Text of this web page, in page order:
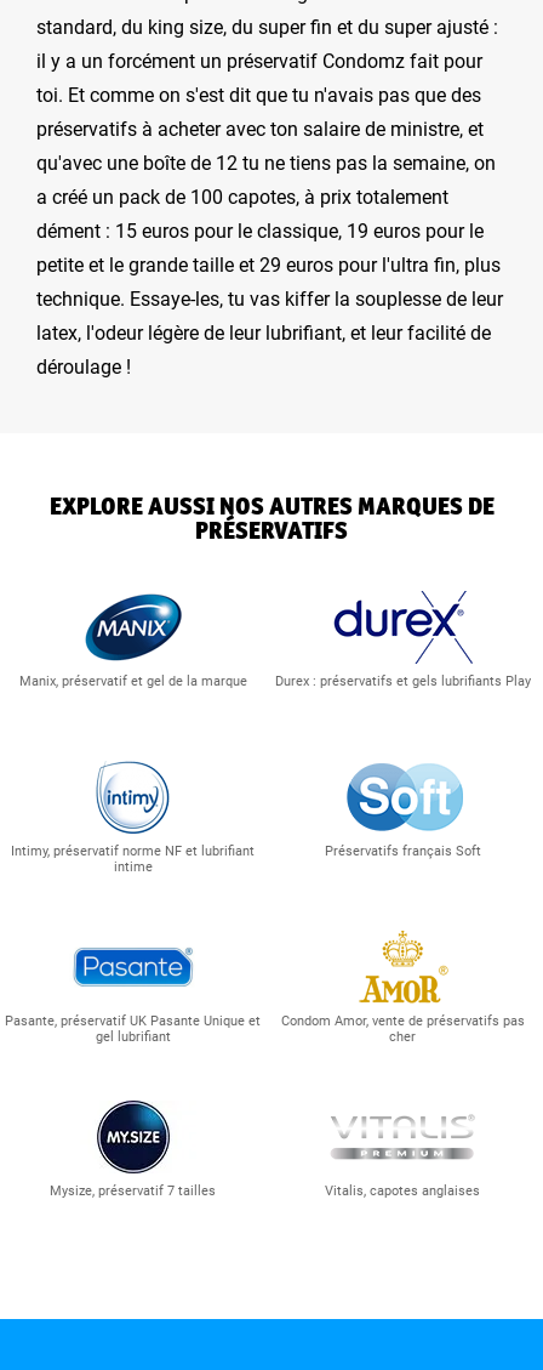
standard, du king size, du super fin et du super ajusté :
il y a un forcément un préservatif Condomz fait pour
toi. Et comme on s'est dit que tu n'avais pas que des
préservatifs à acheter avec ton salaire de ministre, et
qu'avec une boîte de 12 tu ne tiens pas la semaine, on
a créé un pack de 100 capotes, à prix totalement
dément : 15 euros pour le classique, 19 euros pour le
petite et le grande taille et 29 euros pour l'ultra fin, plus
technique. Essaye-les, tu vas kiffer la souplesse de leur
latex, l'odeur légère de leur lubrifiant, et leur facilité de
déroulage !
EXPLORE AUSSI NOS AUTRES MARQUES DE
PRÉSERVATIFS
Manix, préservatif et gel de la marque Durex : préservatifs et gels lubrifiants Play
Intimy, préservatif norme NF et lubrifiant
intime
Préservatifs français Soft
Pasante, préservatif UK Pasante Unique et
gel lubrifiant
Condom Amor, vente de préservatifs pas
cher
Mysize, préservatif 7 tailles Vitalis, capotes anglaises